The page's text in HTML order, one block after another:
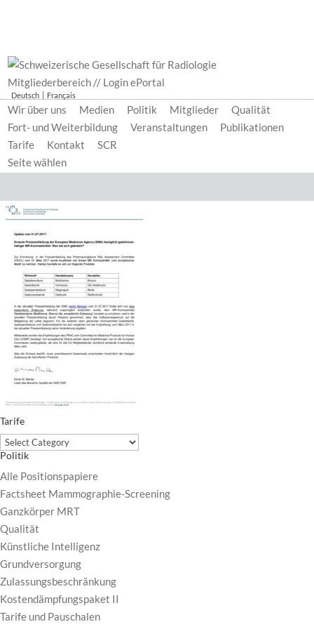
Mitgliederbereich // Login ePortal
Deutsch Français
Wir über uns Medien Politik Mitglieder
Qualität
Fort- und Weiterbildung
Veranstaltungen
Publikationen
Tarife
Kontakt
SCR
Seite wählen
Tarife
Tarife
Politik
Alle Positionspapiere
Factsheet Mammographie-Screening
Ganzkörper MRT
Qualität
Künstliche Intelligenz
Grundversorgung
Zulassungsbeschränkung
Kostendämpfungspaket II
Tarife und Pauschalen